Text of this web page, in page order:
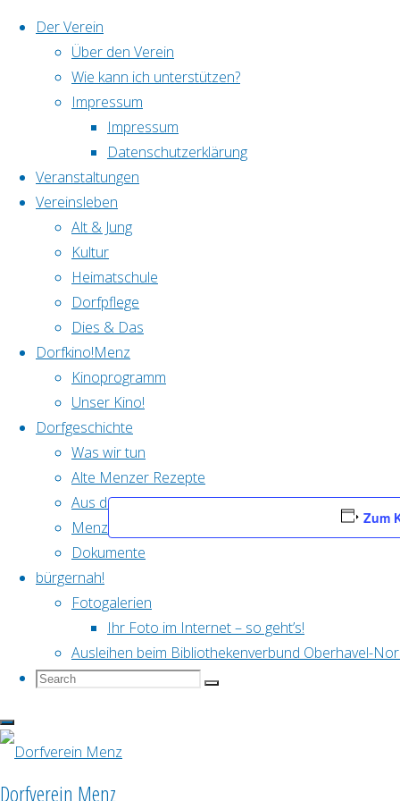
content
Der Verein
Über den Verein
Wie kann ich unterstützen?
Impressum
Impressum
Datenschutzerklärung
Veranstaltungen
Vereinsleben
Alt & Jung
Kultur
Heimatschule
Dorfpflege
Dies & Das
Dorfkino!Menz
Kinoprogramm
Unser Kino!
Dorfgeschichte
Was wir tun
Alte Menzer Rezepte
Aus dem Dorfarchiv
Menzer Geschichten
Dokumente
bürgernah!
Fotogalerien
Ihr Foto im Internet – so geht’s!
Ausleihen beim Bibliothekenverbund Oberhavel-
Search
Search
Search
Dorfverein Menz
Home
Seite
« Alle Veranstaltungen
Die Experimentierküche –
5. Dezember | 16:00
Zum
Details
5. Dezember